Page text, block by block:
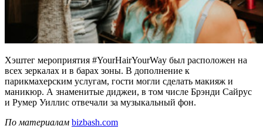
Хэштег мероприятия #YourHairYourWay был расположен на
всех зеркалах и в барах зоны. В дополнение к
парикмахерским услугам, гости могли сделать макияж и
маникюр. А знаменитые диджеи, в том числе Брэнди Сайрус
и Румер Уиллис отвечали за музыкальный фон.
По материалам bizbash.com